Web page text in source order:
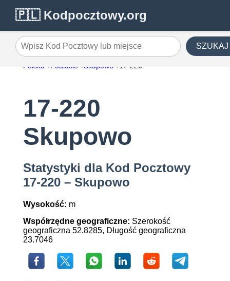
🇵🇱 Kodpocztowy.org
Wpisz Kod Pocztowy lub miejsce SZUKAJ
Polska Podlasie Skupowo 17-220
17-220
Skupowo
Statystyki dla Kod Pocztowy
17-220 – Skupowo
Wysokość: m
Współrzędne geograficzne: Szerokość
geograficzna 52.8285, Długość geograficzna
23.7046